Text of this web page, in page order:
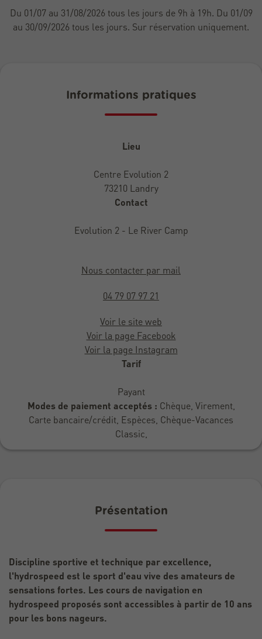
Du 01/07 au 31/08/2026 tous les jours de 9h à 19h. Du 01/09
au 30/09/2026 tous les jours. Sur réservation uniquement.
Informations pratiques
Lieu
Centre Evolution 2
73210 Landry
Contact
Evolution 2 - Le River Camp
Nous contacter par mail
04 79 07 97 21
Voir le site web
Voir la page Facebook
Voir la page Instagram
Tarif
Payant
Modes de paiement acceptés : Chèque, Virement,
Carte bancaire/crédit, Espèces, Chèque-Vacances
Classic,
Présentation
Discipline sportive et technique par excellence,
l'hydrospeed est le sport d'eau vive des amateurs de
sensations fortes. Les cours de navigation en
hydrospeed proposés sont accessibles à partir de 10 ans
pour les bons nageurs.